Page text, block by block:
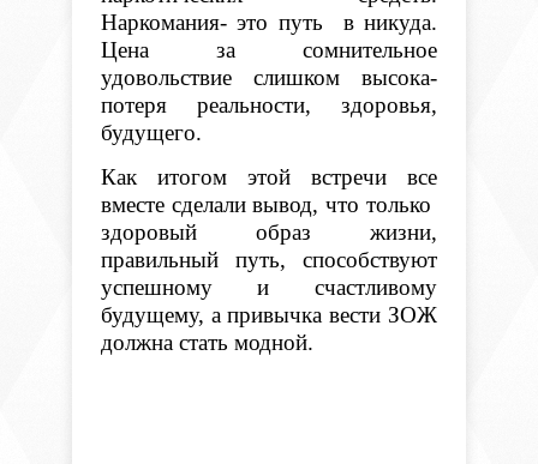
Наркомания- это путь в никуда.
Цена за сомнительное
удовольствие слишком высока-
потеря реальности, здоровья,
будущего.
Как итогом этой встречи все
вместе сделали вывод, что только
здоровый образ жизни,
правильный путь, способствуют
успешному и счастливому
будущему, а привычка вести ЗОЖ
должна стать модной.